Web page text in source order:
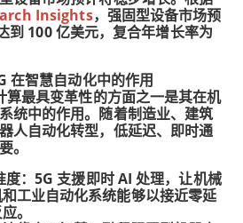
Insights，强固型设备市场预
到 100 亿美元，复合年增长率为
在智慧自动化中的作用
算最具变革性的方面之一是其在机
统中的作用。随着制造业、建筑
人自动化转型，低延迟、即时通
。
度：5G 支援即时 AI 处理，让机械
工业自动化系统能够以接近零延
。